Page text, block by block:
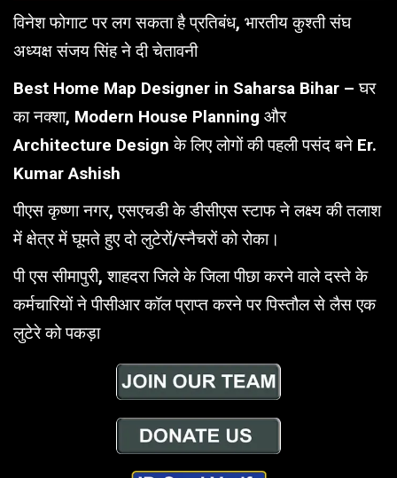
विनेश फोगाट पर लग सकता है प्रतिबंध, भारतीय कुश्ती संघ
अध्यक्ष संजय सिंह ने दी चेतावनी
Best Home Map Designer in Saharsa Bihar – घर
का नक्शा, Modern House Planning और
Architecture Design के लिए लोगों की पहली पसंद बने Er.
Kumar Ashish
पीएस कृष्णा नगर, एसएचडी के डीसीएस स्टाफ ने लक्ष्य की तलाश
में क्षेत्र में घूमते हुए दो लुटेरों/स्नैचरों को रोका।
पी एस सीमापुरी, शाहदरा जिले के जिला पीछा करने वाले दस्ते के
कर्मचारियों ने पीसीआर कॉल प्राप्त करने पर पिस्तौल से लैस एक
लुटेरे को पकड़ा